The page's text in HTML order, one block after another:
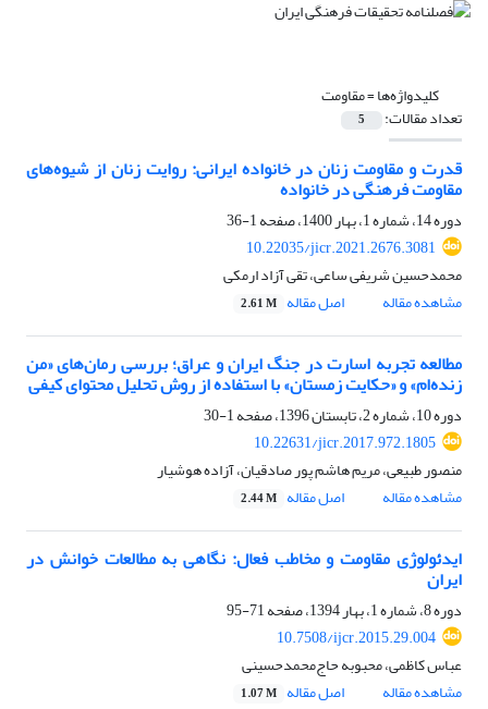
کلیدواژه‌ها =مقاومت
تعداد مقالات: 5
قدرت و مقاومت زنان در خانواده ایرانی: روایت زنان از شیوه‌های
مقاومت فرهنگی در خانواده
دوره 14، شماره 1، بهار 1400، صفحه
1-36
10.22035/jicr.2021.2676.3081
محمدحسین شریفی ساعی، تقی آزاد ارمکی
مشاهده مقاله
اصل مقاله 2.61 M
مطالعه تجربه اسارت در جنگ ایران و عراق؛ بررسی رمان‌های «من
زنده‌ام» و «حکایت زمستان» با استفاده از روش تحلیل محتوای کیفی
دوره 10، شماره 2، تابستان 1396، صفحه
1-30
10.22631/jicr.2017.972.1805
منصور طبیعی، مریم هاشم پور صادقیان، آزاده هوشیار
مشاهده مقاله
اصل مقاله 2.44 M
ایدئولوژی مقاومت و مخاطب فعال: نگاهی به مطالعات خوانش در
ایران
دوره 8، شماره 1، بهار 1394، صفحه
71-95
10.7508/ijcr.2015.29.004
عباس کاظمی، محبوبه حاج‌محمدحسینی
مشاهده مقاله
اصل مقاله 1.07 M